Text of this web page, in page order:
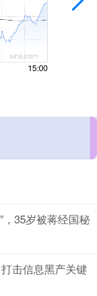
，35岁被蒋经国秘
击信息黑产关键